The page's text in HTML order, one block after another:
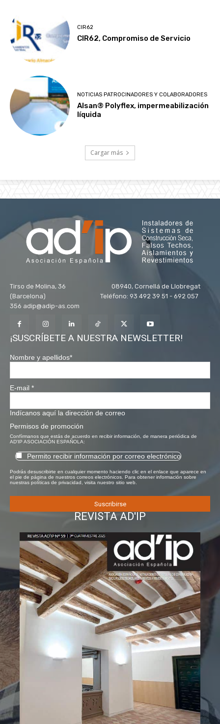
CIR62
CIR62, Compromiso de Servicio
NOTICIAS PATROCINADORES Y COLABORADORES
Alsan® Polyflex, impermeabilización
líquida
Cargar más
Tirso de Molina, 36 08940, Cornellá de Llobregat
(Barcelona) Teléfono: 93 492 39 51 - 692 057
356 adip@adip-as.com
¡SUSCRÍBETE A NUESTRA NEWSLETTER!
Nombre y apellidos*
E-mail *
Indícanos aquí la dirección de correo
Permisos de promoción
Confírmanos que estás de acuerdo en recibir información, de manera periódica de
AD'IP ASOCIACIÓN ESPAÑOLA:
Permito recibir información por correo electrónico
Podrás desuscribirte en cualquier momento haciendo clic en el enlace que aparece en
el pie de página de nuestros correos electrónicos. Para obtener información sobre
nuestras políticas de privacidad, visita nuestro sitio web.
REVISTA AD'IP